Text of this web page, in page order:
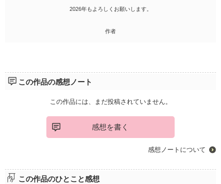
2026年もよろしくお願いします。
作者
この作品の感想ノート
この作品には、まだ投稿されていません。
感想を書く
感想ノートについて
この作品のひとこと感想